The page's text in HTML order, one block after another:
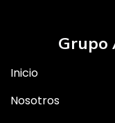
Grupo
Inicio
Nosotros